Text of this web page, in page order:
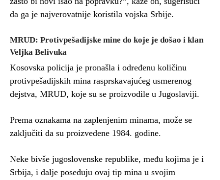
da ga je najverovatnije koristila vojska Srbije.
MRUD: Protivpešadijske mine do koje je došao i klan
Veljka Belivuka
Kosovska policija je pronašla i određenu količinu
protivpešadijskih mina rasprskavajućeg usmerenog
dejstva, MRUD, koje su se proizvodile u Jugoslaviji.
Prema oznakama na zaplenjenim minama, može se
zaključiti da su proizvedene 1984. godine.
Neke bivše jugoslovenske republike, među kojima je i
Srbija, i dalje poseduju ovaj tip mina u svojim